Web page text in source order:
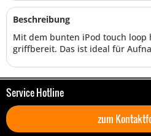
Beschreibung
Mit dem bunten iPod touch
griffbereit. Das ist ideal für
Service Hotline
zum